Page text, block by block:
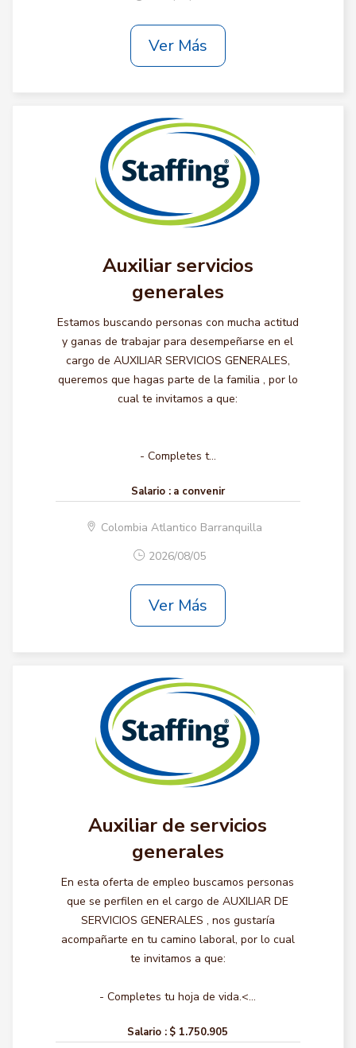
Ver Más
Auxiliar servicios
generales
Estamos buscando personas con mucha actitud
y ganas de trabajar para desempeñarse en el
cargo de AUXILIAR SERVICIOS GENERALES,
queremos que hagas parte de la familia , por lo
cual te invitamos a que:
- Completes t...
Salario : a convenir
Colombia Atlantico Barranquilla
2026/08/05
Ver Más
Auxiliar de servicios
generales
En esta oferta de empleo buscamos personas
que se perfilen en el cargo de AUXILIAR DE
SERVICIOS GENERALES , nos gustaría
acompañarte en tu camino laboral, por lo cual
te invitamos a que:
- Completes tu hoja de vida.<...
Salario : $ 1.750.905